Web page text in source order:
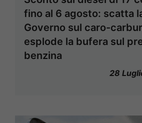
fino al 6 agosto: scatta
Governo sul caro-
esplode la bufera sul
benzina
28